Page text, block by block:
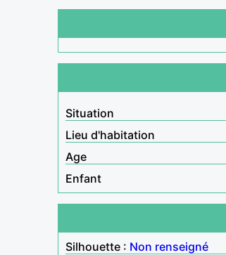
Situation
Lieu d'habitation
Age
Enfant
Silhouette : Non renseigné